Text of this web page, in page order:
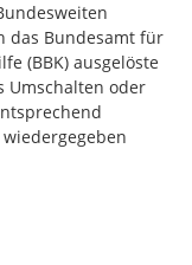
das Bundesamt für
(BBK) ausgelöste
Umschalten oder